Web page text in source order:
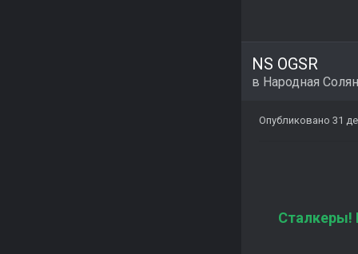
NS OGSR
в Народная
Опубликовано 31
Сталкеры!